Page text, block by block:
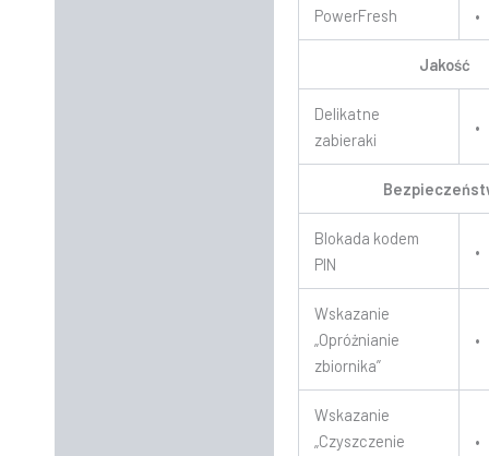
PowerFresh •
Jakość
Delikatne
zabieraki
•
Blokada kodem
PIN
•
Wskazanie
„Opróżnianie
zbiornika”
•
Wskazanie
„Czyszczenie
•